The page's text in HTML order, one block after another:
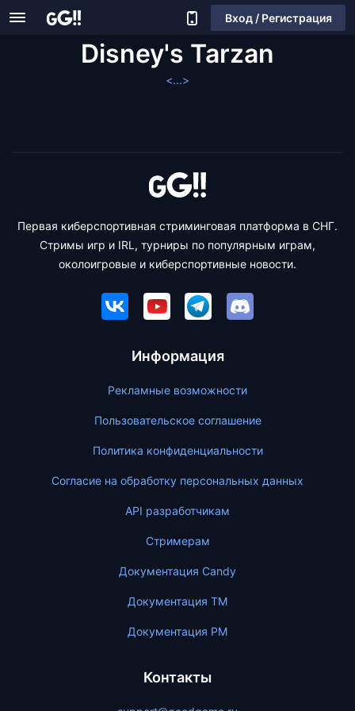
Вход / Регистрация
Disney's Tarzan
<...>
Первая киберспортивная стриминговая платформа в СНГ.
Стримы игр и IRL, турниры по популярным играм,
околоигровые и киберспортивные новости.
Информация
Рекламные возможности
Пользовательское соглашение
Политика конфиденциальности
Согласие на обработку персональных данных
API разработчикам
Стримерам
Документация Candy
Документация ТМ
Документация PM
Контакты